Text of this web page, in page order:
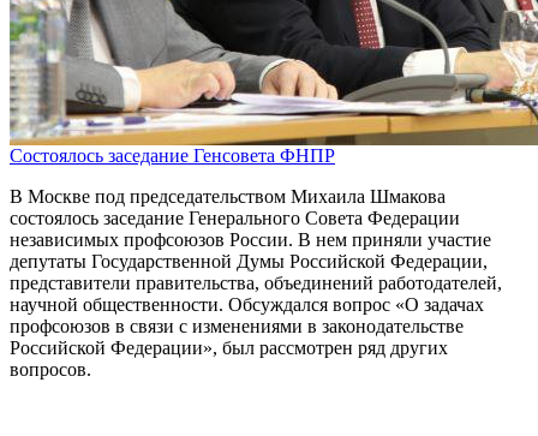
Состоялось заседание Генсовета ФНПР
В Москве под председательством Михаила Шмакова
состоялось заседание Генерального Совета Федерации
независимых профсоюзов России. В нем приняли участие
депутаты Государственной Думы Российской Федерации,
представители правительства, объединений работодателей,
научной общественности. Обсуждался вопрос «О задачах
профсоюзов в связи с изменениями в законодательстве
Российской Федерации», был рассмотрен ряд других
вопросов.